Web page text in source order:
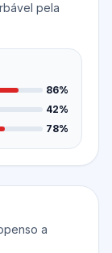
pela
86%
42%
78%
a